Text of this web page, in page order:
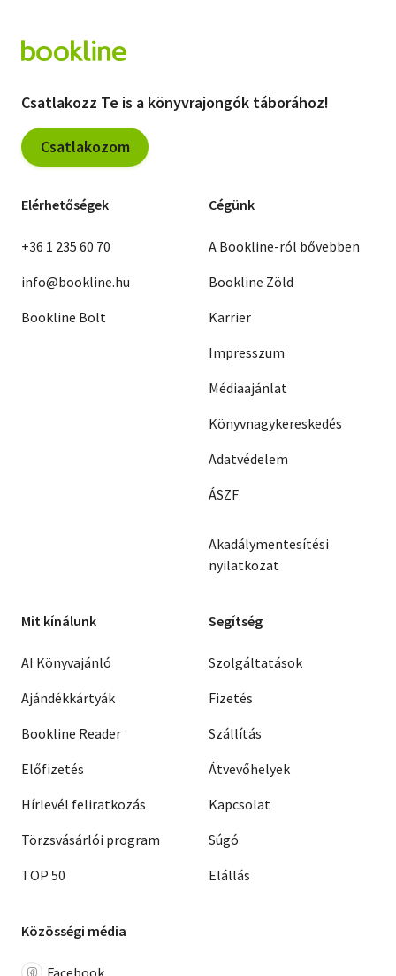
Csatlakozz Te is a könyvrajongók táborához!
Csatlakozom
Elérhetőségek
+36 1 235 60 70
info@bookline.hu
Bookline Bolt
Cégünk
A Bookline-ról bővebben
Bookline Zöld
Karrier
Impresszum
Médiaajánlat
Könyvnagykereskedés
Adatvédelem
ÁSZF
Akadálymentesítési
nyilatkozat
Mit kínálunk
AI Könyvajánló
Ajándékkártyák
Bookline Reader
Előfizetés
Hírlevél feliratkozás
Törzsvásárlói program
TOP 50
Segítség
Szolgáltatások
Fizetés
Szállítás
Átvevőhelyek
Kapcsolat
Súgó
Elállás
Közösségi média